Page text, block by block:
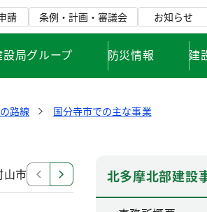
請 条例・計画・審議会 お知らせ
局グループ 防災情報 建
路線
国分寺市での主な事業
市での主な事業 東大和市での主
北多摩北部建設